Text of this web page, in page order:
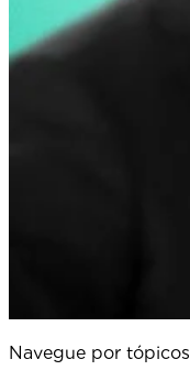
Navegue por tópicos